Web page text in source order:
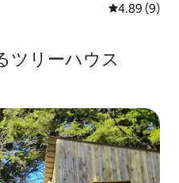
レビュー9件
4.89 (9)
ツリーハウス